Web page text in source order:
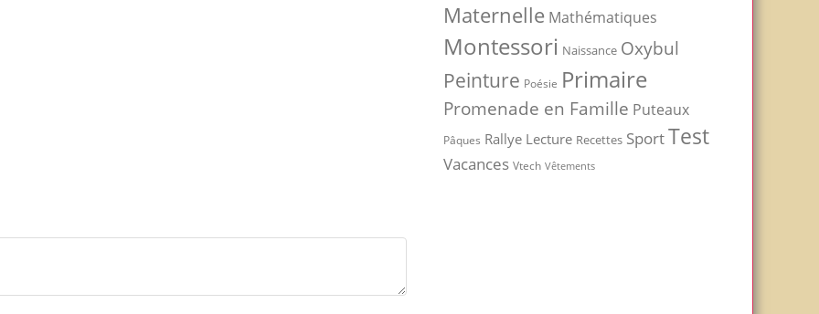
Maternelle Mathématiques
Montessori Naissance Oxybul
Peinture Poésie Primaire
Promenade en Famille Puteaux
Pâques Rallye Lecture Recettes SportTest
Vacances Vtech Vêtements